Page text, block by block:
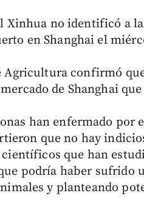
Xinhua no identificó a
en Shanghai el
confirmó
de Shanghai
han enfermado por
que no hay
que han
podría haber sufrido
y planteando